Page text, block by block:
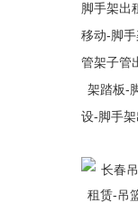
脚手架出
移动-脚
管架子管
架踏板-
设-脚手